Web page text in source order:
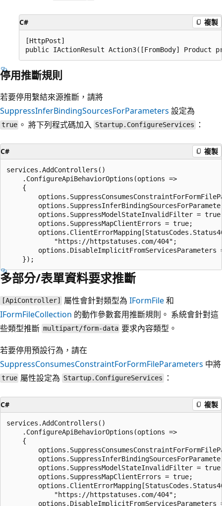
C# 複製
[HttpPost]
停用推斷規則
若要停用繫結來源推斷，請將
SuppressInferBindingSourcesForParameters 設定為
true 。 將下列程式碼加入 Startup.ConfigureServices ：
C# 複製
services.AddControllers()
    .ConfigureApiBehaviorOptions(options =>
    {
options.SuppressModelStateInvalidFilter =
        options.SuppressMapClientErrors = true;
            "https://httpstatuses.com/404";
options.DisableImplicitFromServicesParameters
多部分/表單資料要求推斷
[ApiController] 屬性會針對類型為IFormFile和
IFormFileCollection 的動作參數套用推斷規則。 系統會針對這
些類型推斷 multipart/form-data 要求內容類型。
若要停用預設行為，請在
SuppressConsumesConstraintForFormFileParameters 中將
true 屬性設定為 Startup.ConfigureServices ：
C# 複製
services.AddControllers()
    .ConfigureApiBehaviorOptions(options =>
    {
options.SuppressModelStateInvalidFilter =
        options.SuppressMapClientErrors = true;
            "https://httpstatuses.com/404";
options.DisableImplicitFromServicesParameters